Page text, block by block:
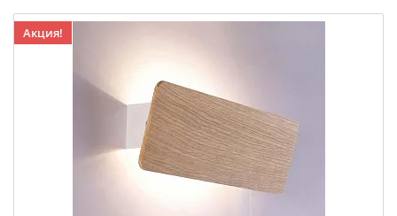
Акция!